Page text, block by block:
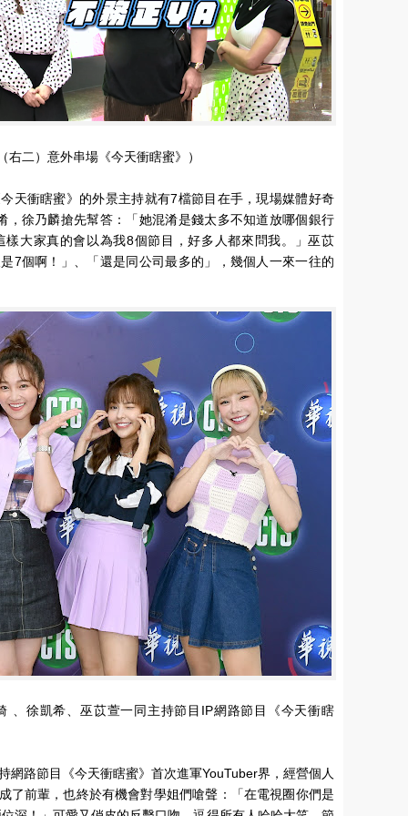
二）意外串場《今天衝瞎蜜》）
天衝瞎蜜》的外景主持就有7檔節目在手，現場媒體好奇
，徐乃麟搶先幫答：「她混淆是錢太多不知道放哪個銀行
大家真的會以為我8個節目，好多人都來問我。」巫苡
7個啊！」、「還是同公司最多的」，幾個人一來一往的
、徐凱希、巫苡萱一同主持節目IP網路節目《今天衝瞎
網路節目《今天衝瞎蜜》首次進軍YouTuber界，經營個人
了前輩，也終於有機會對學姐們嗆聲：「在電視圈你們是